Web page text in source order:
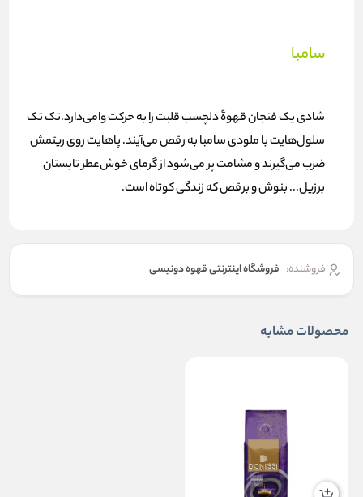
سامبا
شادی یک فنجان قهوۀ دلچسب قلبت را به حرکت وامی‌دارد.تک تک
سلول‌هایت با ملودی سامبا به رقص می‌آیند. پاهایت روی ریتمش
ضرب می‌گیرند و مشامت پر می‌شود از گرمای خوش‌عطر تابستان
برزیل... بنوش و برقص که زندگی کوتاه است.
فروشنده: فروشگاه اینترنتی قهوه دونیسی
محصولات مشابه